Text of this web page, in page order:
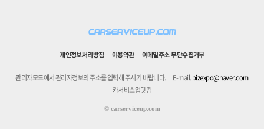
개인정보처리방침 이용약관 이메일주소 무단수집거부
관리자모드에서 관리자정보의 주소를 입력해 주시기 바랍니다. E-mail.bizexpo@naver.com
카서비스업닷컴
© carserviceup.com